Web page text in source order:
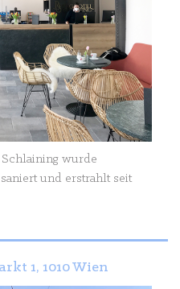
wurde
und erstrahlt seit
1, 1010 Wien